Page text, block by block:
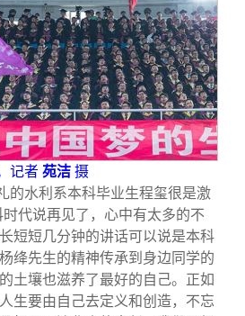
记者 苑洁 摄
的水利系本科毕业生程玺很是激
代说再见了，心中有太多的不
短短几分钟的讲话可以说是本科
绛先生的精神传承到身边同学的
土壤也滋养了最好的自己。正如
生要由自己去定义和创造，不忘